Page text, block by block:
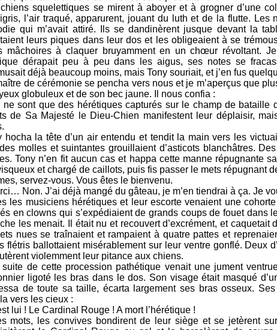
squelettiques se mirent à aboyer et à grogner d’une
l’air traqué, apparurent, jouant du luth et de la flutte.
qui m’avait attiré. Ils se dandinèrent jusque devant la
leurs piques dans leur dos et les obligeaient à se
mâchoires à claquer bruyamment en un chœur révoltant.
dérapait peu à peu dans les aigus, ses notes se
déjà beaucoup moins, mais Tony souriait, et j’en fus
de cérémonie se pencha vers nous et je m’aperçus que
globuleux et de son bec jaune. Il nous confia :
ne sont que des hérétiques capturés sur le champ de bataille
de Sa Majesté le Dieu-Chien manifestent leur déplaisir,
hocha la tête d’un air entendu et tendit la main vers les
molles et suintantes grouillaient d’asticots blanchâtres.
Tony n’en fit aucun cas et happa cette manne répugnante
et chargé de caillots, puis fis passer le mets répugnant
servez-vous. Vous êtes le bienvenu.
Non. J’ai déjà mangé du gâteau, je m’en tiendrai à ça. Je
les musiciens hérétiques et leur escorte venaient une
en clowns qui s’expédiaient de grands coups de fouet dans
les menait. Il était nu et recouvert d’excrément, et
nues se traînaient et rampaient à quatre pattes et
flétris ballottaient misérablement sur leur ventre gonflé. Deux
violemment leur pitance aux chiens.
de cette procession pathétique venait une jument
ligoté les bras dans le dos. Son visage était masqué
de toute sa taille, écarta largement ses bras osseux.
vers les cieux :
lui ! Le Cardinal Rouge ! A mort l’hérétique !
mots, les convives bondirent de leur siège et se jetèrent